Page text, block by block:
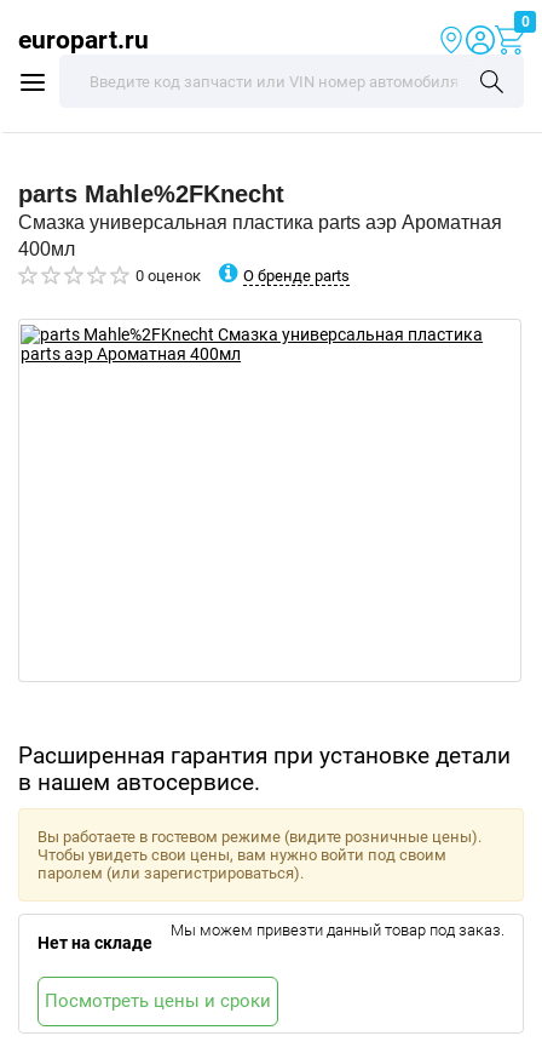
europart.ru
0
parts Mahle%2FKnecht
Смазка универсальная пластика parts аэр Ароматная
400мл
0 оценок О бренде parts
Расширенная гарантия при установке детали
в нашем автосервисе.
Вы работаете в гостевом режиме (видите розничные цены).
Чтобы увидеть свои цены, вам нужно войти под своим
паролем (или зарегистрироваться).
Нет на складе
Мы можем привезти данный товар под заказ.
Посмотреть цены и сроки